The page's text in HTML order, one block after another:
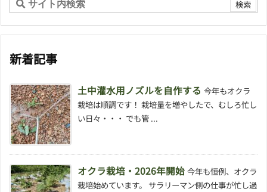
新着記事
土中灌水用ノズルを自作する 今年もオクラ
栽培は順調です！ 栽培量を増やしたで、むしろ忙し
い日々・・・ でも管 ...
オクラ栽培・2026年開始 今年も恒例、オクラ
栽培始めています。 サラリーマン側の仕事が忙し過